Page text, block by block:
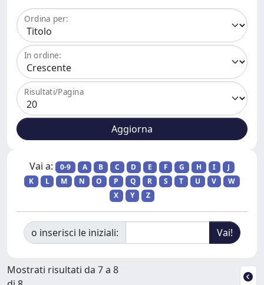
Ordina per:
In ordine:
Risultati/Pagina
Vai a: 0-9 A B C D E F G H I
J
K
L M N O P Q R S T U V
W
X
Y Z
o inserisci le iniziali:
Mostrati risultati da 7 a 8